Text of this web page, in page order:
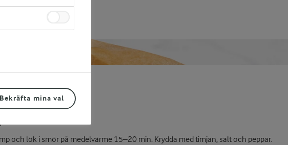
och lök i smör på medelvärme 15–20 min. Krydda med timjan, salt och peppar.
Bekräfta mina val